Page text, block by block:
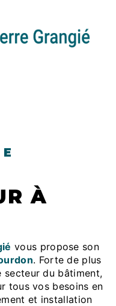
vous propose son
. Forte de plus
secteur du bâtiment,
tous vos besoins en
et installation